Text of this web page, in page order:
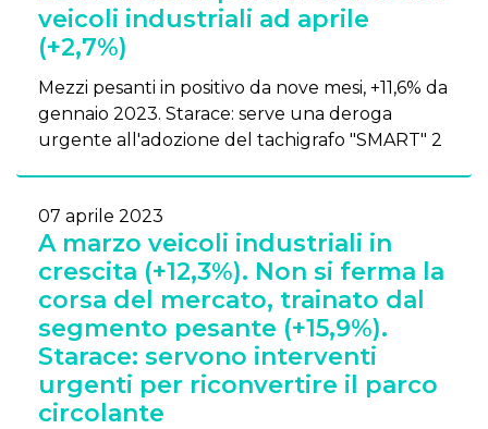
veicoli industriali ad aprile
(+2,7%)
Mezzi pesanti in positivo da nove mesi, +11,6% da
gennaio 2023. Starace: serve una deroga
urgente all'adozione del tachigrafo "SMART" 2
07 aprile 2023
A marzo veicoli industriali in
crescita (+12,3%). Non si ferma la
corsa del mercato, trainato dal
segmento pesante (+15,9%).
Starace: servono interventi
urgenti per riconvertire il parco
circolante